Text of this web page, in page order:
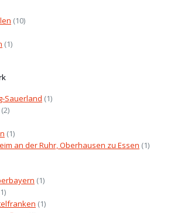
(10)
(1)
Sauerland (1)
(2)
(1)
an der Ruhr, Oberhausen zu Essen (1)
(1)
(1)